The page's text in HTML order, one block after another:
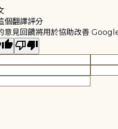
個翻譯評分
意見回饋將用於協助改善